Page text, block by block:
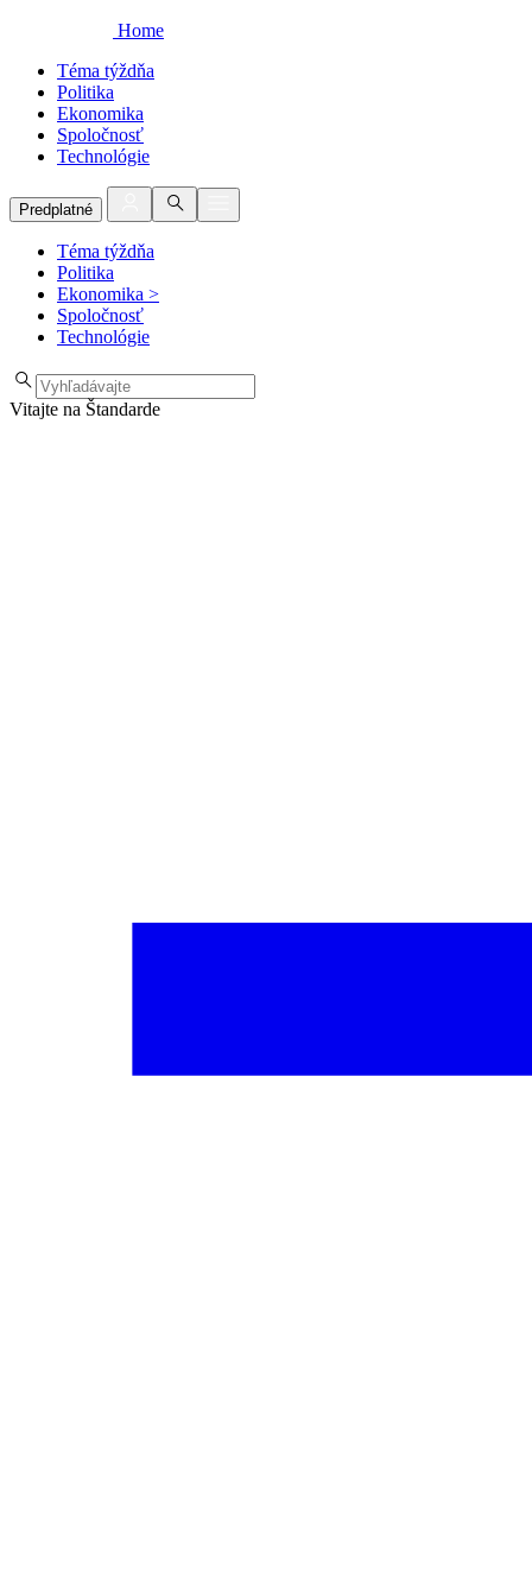
Home
Téma týždňa
Politika
Ekonomika
Spoločnosť
Technológie
Predplatné
Téma týždňa
Politika
Ekonomika >
Spoločnosť
Technológie
Vitajte na Štandarde